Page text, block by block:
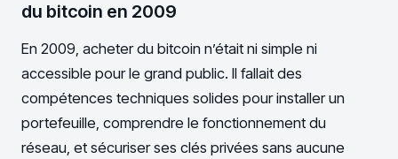
du bitcoin en 2009
En 2009, acheter du bitcoin n’était ni simple ni
accessible pour le grand public. Il fallait des
compétences techniques solides pour installer un
portefeuille, comprendre le fonctionnement du
réseau, et sécuriser ses clés privées sans aucune